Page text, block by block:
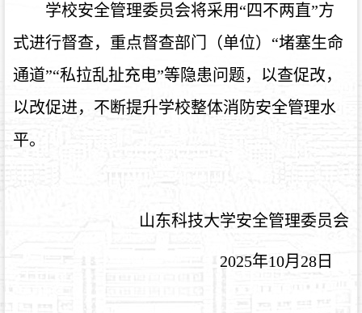
学校安全管理委员会将采用“四不两直”方
式进行督查，重点督查部门（单位）“堵塞生命
通道”“私拉乱扯充电”等隐患问题，以查促改，
以改促进，不断提升学校整体消防安全管理水
平。
山东科技大学安全管理委员会
2025年10月 28 日